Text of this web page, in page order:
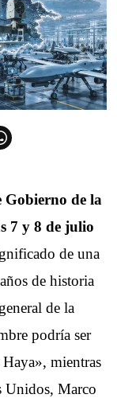
Gobierno de la
7 y 8 de julio
de una
de historia
de la
podría ser
mientras
Unidos, Marco